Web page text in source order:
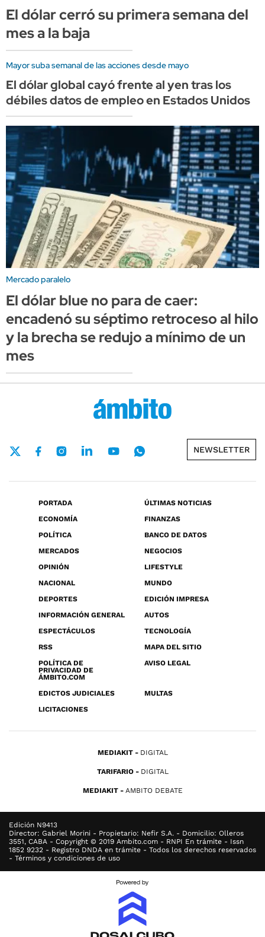
El dólar cerró su primera semana del
mes a la baja
Mayor suba semanal de las acciones desde mayo
El dólar global cayó frente al yen tras los
débiles datos de empleo en Estados Unidos
Mercado paralelo
El dólar blue no para de caer:
encadenó su séptimo retroceso al hilo
y la brecha se redujo a mínimo de un
mes
NEWSLETTER
PORTADA
ÚLTIMAS NOTICIAS
ECONOMÍA
FINANZAS
POLÍTICA
BANCO DE DATOS
MERCADOS
NEGOCIOS
OPINIÓN
LIFESTYLE
NACIONAL
MUNDO
DEPORTES
EDICIÓN IMPRESA
INFORMACIÓN GENERAL
AUTOS
ESPECTÁCULOS
TECNOLOGÍA
RSS
MAPA DEL SITIO
POLÍTICA DE
PRIVACIDAD DE
ÁMBITO.COM
AVISO LEGAL
EDICTOS JUDICIALES
MULTAS
LICITACIONES
MEDIAKIT DIGITAL
TARIFARIO DIGITAL
MEDIAKIT AMBITO DEBATE
Edición N9413
Director: Gabriel Morini - Propietario: Nefir S.A. - Domicilio: Olleros
3551, CABA - Copyright © 2019 Ambito.com - RNPI En trámite - Issn
1852 9232 - Registro DNDA en trámite - Todos los derechos reservados
- Términos y condiciones de uso